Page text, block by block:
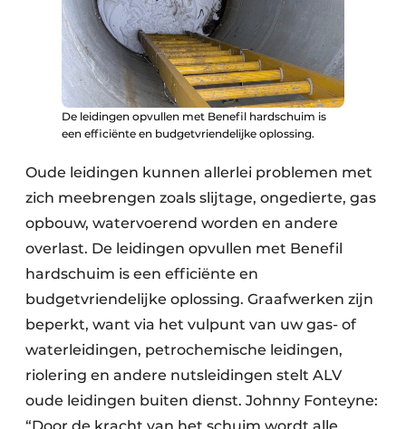
De leidingen opvullen met Benefil hardschuim is
een efficiënte en budgetvriendelijke oplossing.
Oude leidingen kunnen allerlei problemen met
zich meebrengen zoals slijtage, ongedierte, gas
opbouw, watervoerend worden en andere
overlast. De leidingen opvullen met Benefil
hardschuim is een efficiënte en
budgetvriendelijke oplossing. Graafwerken zijn
beperkt, want via het vulpunt van uw gas- of
waterleidingen, petrochemische leidingen,
riolering en andere nutsleidingen stelt ALV
oude leidingen buiten dienst. Johnny Fonteyne:
“Door de kracht van het schuim wordt alle